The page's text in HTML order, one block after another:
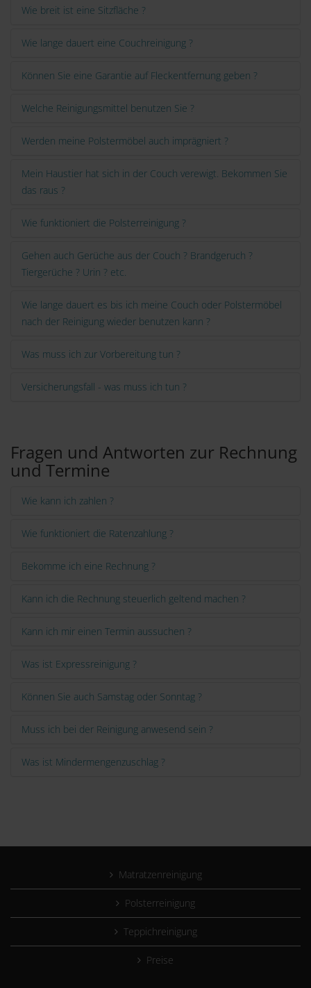
Wie breit ist eine Sitzfläche ?
Wie lange dauert eine Couchreinigung ?
Können Sie eine Garantie auf Fleckentfernung geben ?
Welche Reinigungsmittel benutzen Sie ?
Werden meine Polstermöbel auch imprägniert ?
Mein Haustier hat sich in der Couch verewigt. Bekommen Sie
das raus ?
Wie funktioniert die Polsterreinigung ?
Gehen auch Gerüche aus der Couch ? Brandgeruch ?
Tiergerüche ? Urin ? etc.
Wie lange dauert es bis ich meine Couch oder Polstermöbel
nach der Reinigung wieder benutzen kann ?
Was muss ich zur Vorbereitung tun ?
Versicherungsfall - was muss ich tun ?
Fragen und Antworten zur Rechnung
und Termine
Wie kann ich zahlen ?
Wie funktioniert die Ratenzahlung ?
Bekomme ich eine Rechnung ?
Kann ich die Rechnung steuerlich geltend machen ?
Kann ich mir einen Termin aussuchen ?
Was ist Expressreinigung ?
Können Sie auch Samstag oder Sonntag ?
Muss ich bei der Reinigung anwesend sein ?
Was ist Mindermengenzuschlag ?
Matratzenreinigung
Polsterreinigung
Teppichreinigung
Preise